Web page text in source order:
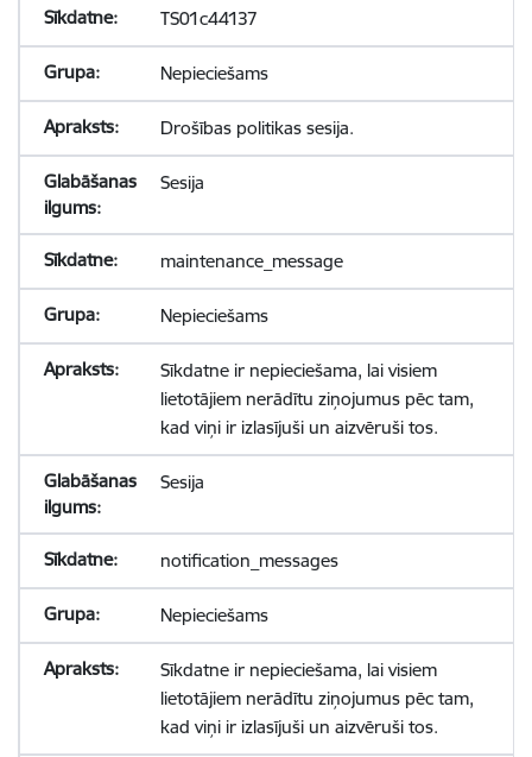
TS01c44137
Nepieciešams
Drošības politikas sesija.
Sesija
maintenance_message
Nepieciešams
Sīkdatne ir nepieciešama, lai visiem
lietotājiem nerādītu ziņojumus pēc tam,
kad viņi ir izlasījuši un aizvēruši tos.
Sesija
notification_messages
Nepieciešams
Sīkdatne ir nepieciešama, lai visiem
lietotājiem nerādītu ziņojumus pēc tam,
kad viņi ir izlasījuši un aizvēruši tos.